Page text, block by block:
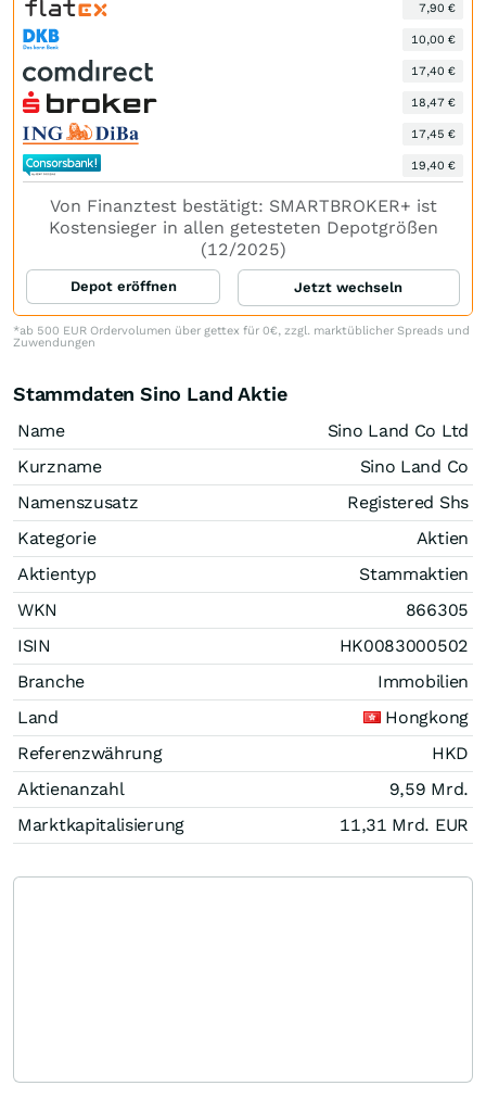
7,90 €
10,00 €
17,40 €
18,47 €
17,45 €
19,40 €
Von Finanztest bestätigt: SMARTBROKER+ ist
Kostensieger in allen getesteten Depotgrößen
(12/2025)
Depot eröffnen Jetzt wechseln
*ab 500 EUR Ordervolumen über gettex für 0€, zzgl. marktüblicher Spreads und
Zuwendungen
Stammdaten Sino Land Aktie
Name
Sino Land Co Ltd
Kurzname
Sino Land Co
Namenszusatz
Registered Shs
Kategorie
Aktien
Aktientyp
Stammaktien
WKN
866305
ISIN
HK0083000502
Branche
Immobilien
Land
Hongkong
Referenzwährung
HKD
Aktienanzahl
9,59 Mrd.
Marktkapitalisierung
11,31 Mrd. EUR